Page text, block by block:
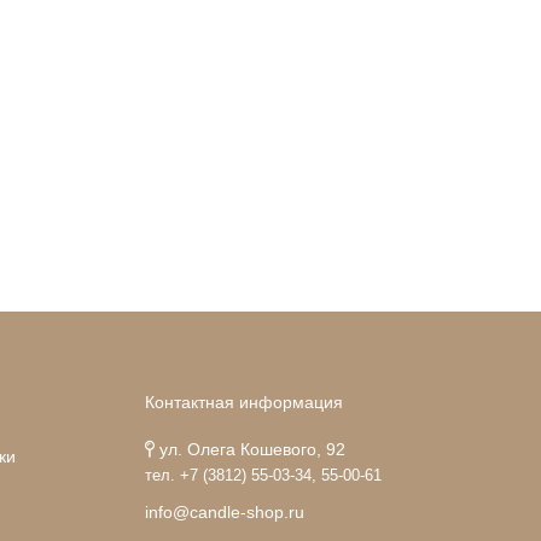
Контактная информация
ул. Олега Кошевого, 92
тел. +7 (3812) 55-03-34, 55-00-61
info@candle-shop.ru